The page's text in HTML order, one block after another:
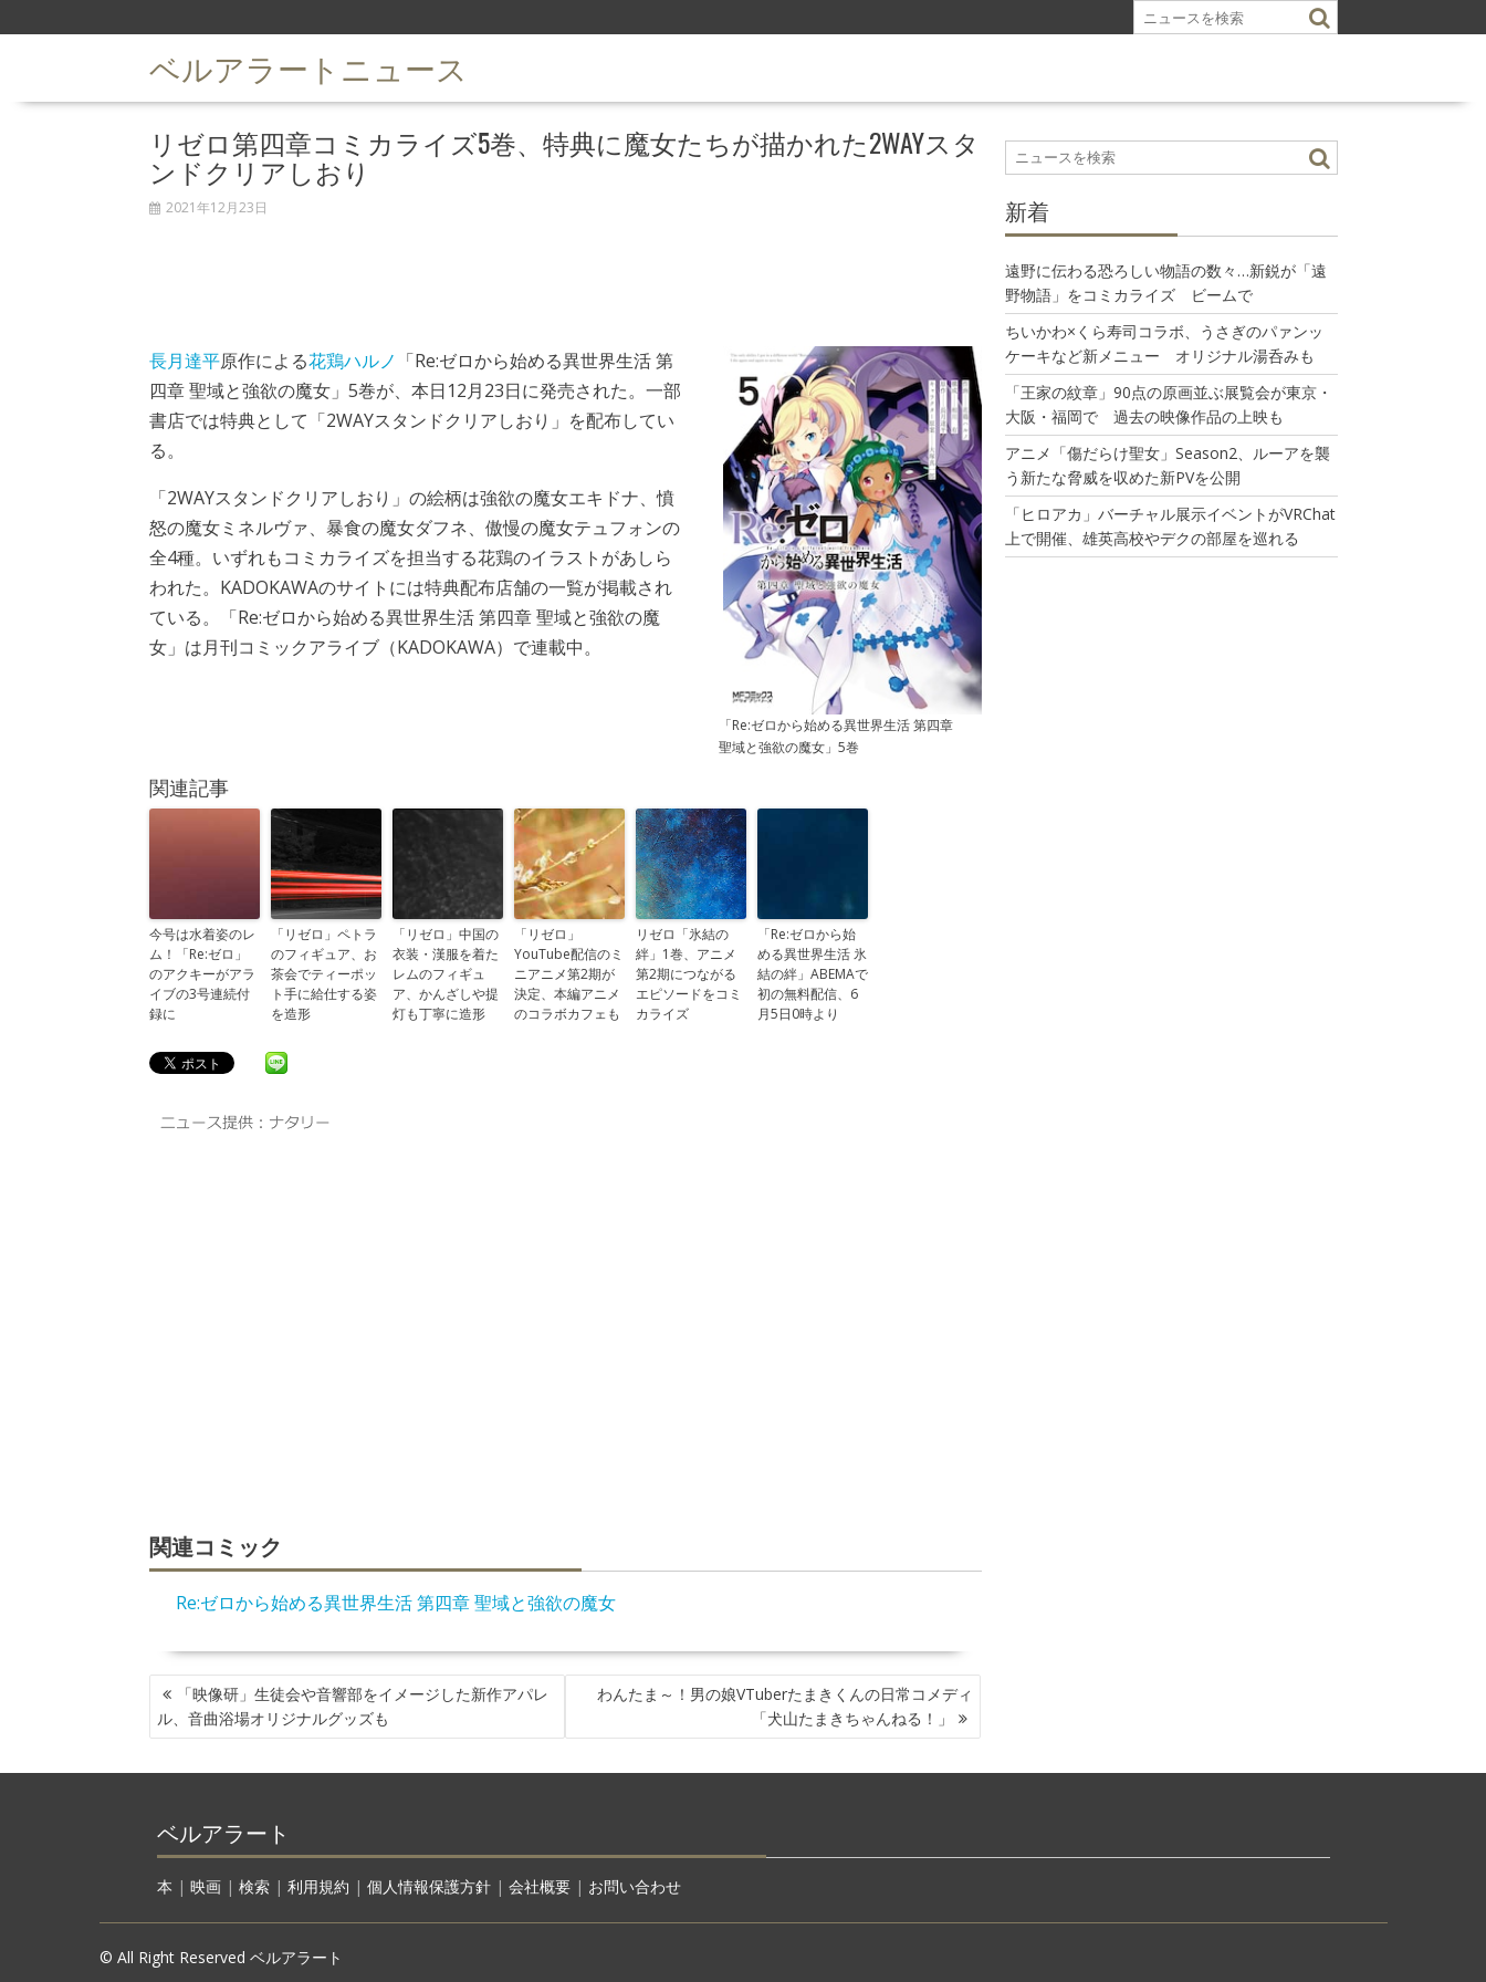
k
ベルアラートニュース
リゼロ第四章コミカライズ5巻、特典に魔女たちが描かれた2WAYスタ
ンドクリアしおり
2021年12月23日
「Re:ゼロから始める異世界生活 第四章
聖域と強欲の魔女」5巻
長月達平原作による花鶏ハルノ 「Re:ゼロから始める異世界生活 第
四章 聖域と強欲の魔女」5巻が、本日12月23日に発売された。一部
書店では特典として「2WAYスタンドクリアしおり」を配布してい
る。
「2WAYスタンドクリアしおり」の絵柄は強欲の魔女エキドナ、憤
怒の魔女ミネルヴァ、暴食の魔女ダフネ、傲慢の魔女テュフォンの
全4種。いずれもコミカライズを担当する花鶏のイラストがあしら
われた。KADOKAWAのサイトには特典配布店舗の一覧が掲載され
ている。「Re:ゼロから始める異世界生活 第四章 聖域と強欲の魔
女」は月刊コミックアライブ（KADOKAWA）で連載中。
関連記事
今号は水着姿のレ
ム！「Re:ゼロ」
のアクキーがアラ
イブの3号連続付
録に
「リゼロ」ペトラ
のフィギュア、お
茶会でティーポッ
ト手に給仕する姿
を造形
「リゼロ」中国の
衣装・漢服を着た
レムのフィギュ
ア、かんざしや提
灯も丁寧に造形
「リゼロ」
YouTube配信のミ
ニアニメ第2期が
決定、本編アニメ
のコラボカフェも
リゼロ「氷結の
絆」1巻、アニメ
第2期につながる
エピソードをコミ
カライズ
「Re:ゼロから始
める異世界生活 氷
結の絆」ABEMAで
初の無料配信、6
月5日0時より
関連コミック
Re:ゼロから始める異世界生活 第四章 聖域と強欲の魔女
投
稿
ナ
ゲ
シ
ョ
ン
「映像研」生徒会や音響部をイメージした新作アパレ
ル、音曲浴場オリジナルグッズも
わんたま～！男の娘VTuberたまきくんの日常コメディ
「犬山たまきちゃんねる！」
新着
遠野に伝わる恐ろしい物語の数々…新鋭が「遠
野物語」をコミカライズ ビームで
ちいかわ×くら寿司コラボ、うさぎのパァンッ
ケーキなど新メニュー オリジナル湯呑みも
「王家の紋章」90点の原画並ぶ展覧会が東京・
大阪・福岡で 過去の映像作品の上映も
アニメ「傷だらけ聖女」Season2、ルーアを襲
う新たな脅威を収めた新PVを公開
「ヒロアカ」バーチャル展示イベントがVRChat
上で開催、雄英高校やデクの部屋を巡れる
ベルアラート
本 | 映画| 検索| 利用規約 | 個人情報保護方針| 会社概要| お問い合わせ
© All Right Reserved ベルアラート